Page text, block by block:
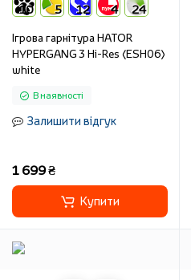
10 5 12 4 24
Ігрова гарнітура HATOR
HYPERGANG 3 Hi-Res (ESH06)
white
В наявності
Залишити відгук
1 699 ₴
Купити